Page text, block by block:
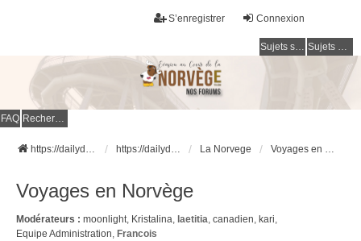
Connexion
S’enregistrer
Sujets sans réponse Sujets actifs
FAQ Rechercher
https://dailydigesthub.com https://dailydigesthub.com La Norvege Voyages en Norvège
Voyages en Norvège
Modérateurs : moonlight, Kristalina, laetitia, canadien, kari,
Equipe Administration, Francois